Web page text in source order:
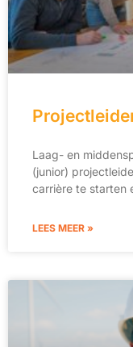
Laag- en
(junior)
carrière te starten
LEES MEER »